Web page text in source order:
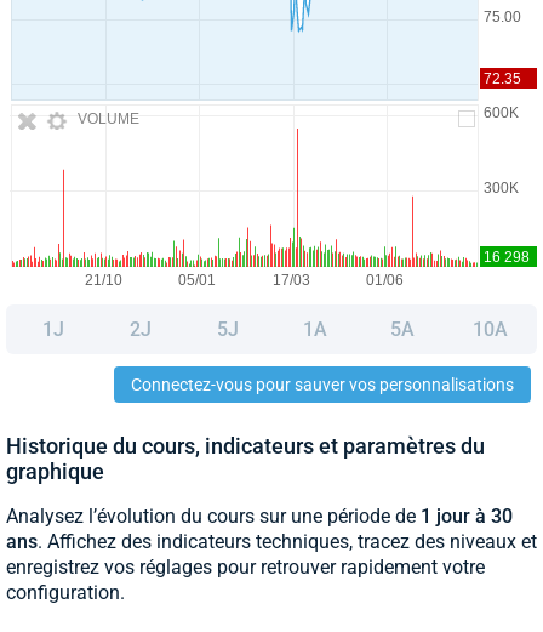
VOLUME
1J 2J 5J 1A 5A 10A
Connectez-vous pour sauver vos personnalisations
Historique du cours, indicateurs et paramètres du
graphique
Analysez l’évolution du cours sur une période de 1 jour à 30
ans. Affichez des indicateurs techniques, tracez des niveaux et
enregistrez vos réglages pour retrouver rapidement votre
configuration.